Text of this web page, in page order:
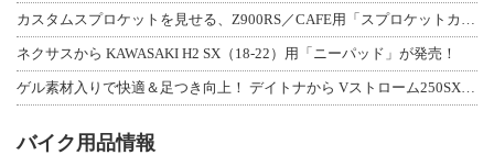
ネクサスから KAWASAKI H2 SX（18-22）用「ニーパッド」が発売！
バイク用品情報